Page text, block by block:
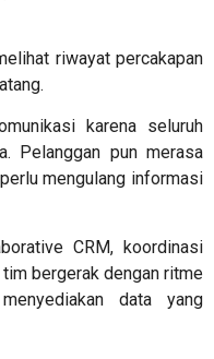
riwayat percakapan
karena seluruh
Pelanggan pun merasa
mengulang informasi
CRM, koordinasi
bergerak dengan ritme
data yang